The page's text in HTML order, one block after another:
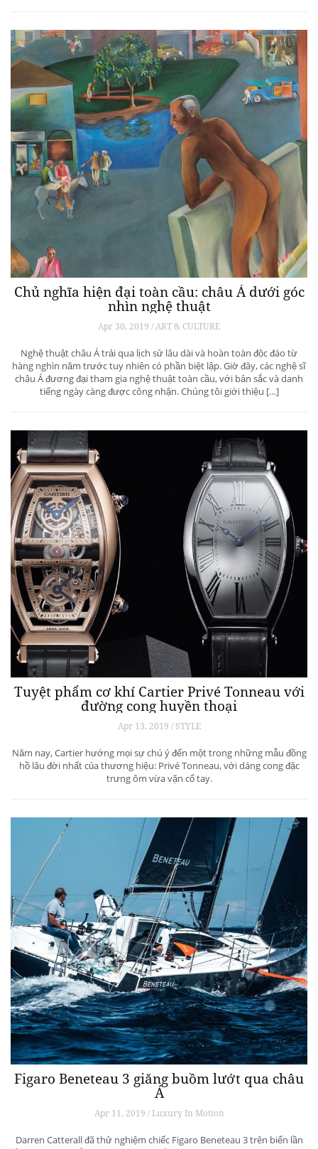
Chủ nghĩa hiện đại toàn cầu: châu Á dưới góc
nhìn nghệ thuật
Apr 30, 2019 / ART & CULTURE
Nghệ thuật châu Á trải qua lịch sử lâu dài và hoàn toàn độc đáo từ
hàng nghìn năm trước tuy nhiên có phần biệt lập. Giờ đây, các nghệ sĩ
châu Á đương đại tham gia nghệ thuật toàn cầu, với bản sắc và danh
tiếng ngày càng được công nhận. Chúng tôi giới thiệu […]
Tuyệt phẩm cơ khí Cartier Privé Tonneau với
đường cong huyền thoại
Apr 13, 2019 / STYLE
Năm nay, Cartier hướng mọi sự chú ý đến một trong những mẫu đồng
hồ lâu đời nhất của thương hiệu: Privé Tonneau, với dáng cong đặc
trưng ôm vừa vặn cổ tay.
Figaro Beneteau 3 giăng buồm lướt qua châu
Á
Apr 11, 2019 / Luxury In Motion
Darren Catterall đã thử nghiệm chiếc Figaro Beneteau 3 trên biển lần